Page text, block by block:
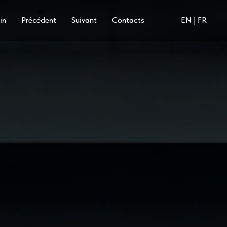
Précédent Suivant Contacts EN | FR